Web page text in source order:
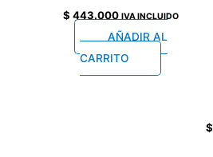
$ 443.000 IVA INCLUIDO
AÑADIR AL
CARRITO
$